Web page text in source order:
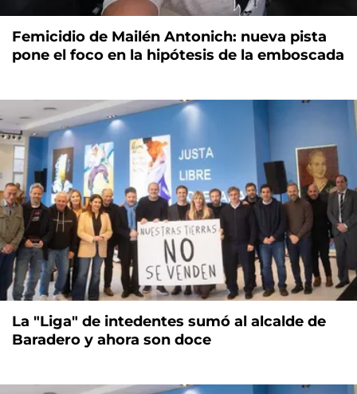
Femicidio de Mailén Antonich: nueva pista
pone el foco en la hipótesis de la emboscada
La "Liga" de intedentes sumó al alcalde de
Baradero y ahora son doce